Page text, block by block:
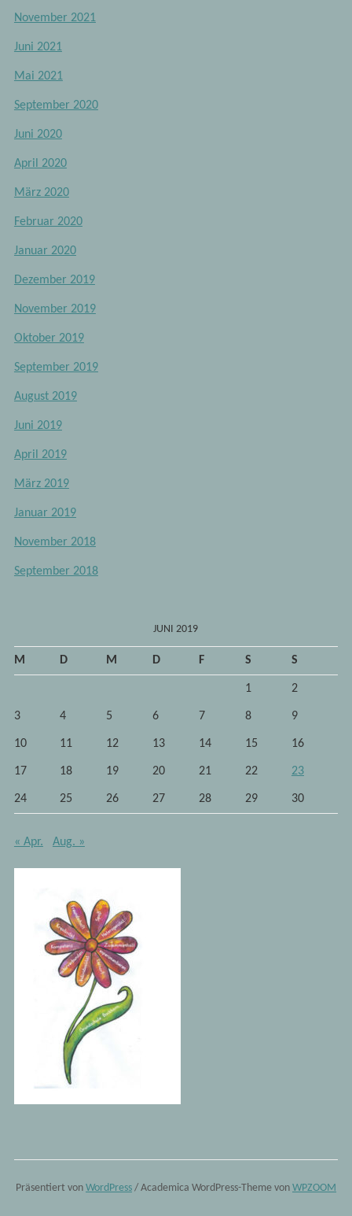
November 2021
Juni 2021
Mai 2021
September 2020
Juni 2020
April 2020
März 2020
Februar 2020
Januar 2020
Dezember 2019
November 2019
Oktober 2019
September 2019
August 2019
Juni 2019
April 2019
März 2019
Januar 2019
November 2018
September 2018
JUNI 2019
M D M D F S S
1 2
3 4 5 6 7 8 9
10 11 12 13 14 15 16
17 18 19 20 21 22 23
24 25 26 27 28 29 30
« Apr. Aug. »
Präsentiert von WordPress / Academica WordPress-Theme von WPZOOM